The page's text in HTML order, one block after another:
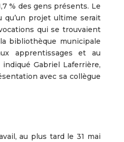
% des gens présents. Le
qu’un projet ultime serait
qui se trouvaient
bibliothèque municipale
apprentissages et au
Gabriel Laferrière,
avec sa collègue
au plus tard le 31 mai